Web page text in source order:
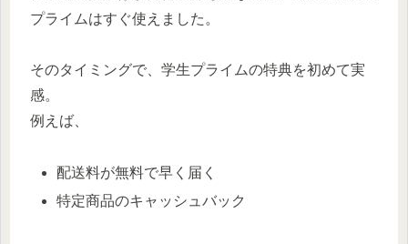
プライムはすぐ使えました。
そのタイミングで、学生プライムの特典を初めて実
感。
例えば、
配送料が無料で早く届く
特定商品のキャッシュバック